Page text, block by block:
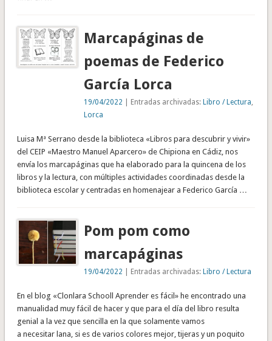
Marcapáginas de
poemas de Federico
García Lorca
19/04/2022 | Entradas archivadas:Libro / Lectura
Lorca
Luisa Mª Serrano desde la biblioteca «Libros para descubrir y vivir»
del CEIP «Maestro Manuel Aparcero» de Chipiona en Cádiz, nos
envía los marcapáginas que ha elaborado para la quincena de los
libros y la lectura, con múltiples actividades coordinadas desde la
biblioteca escolar y centradas en homenajear a Federico García …
Pom pom como
marcapáginas
19/04/2022 | Entradas archivadas:Libro / Lectura
En el blog «Clonlara Schooll Aprender es fácil» he encontrado una
manualidad muy fácil de hacer y que para el día del libro resulta
genial a la vez que sencilla en la que solamente vamos
a necesitar lana, si es de varios colores mejor, tijeras y un poquito